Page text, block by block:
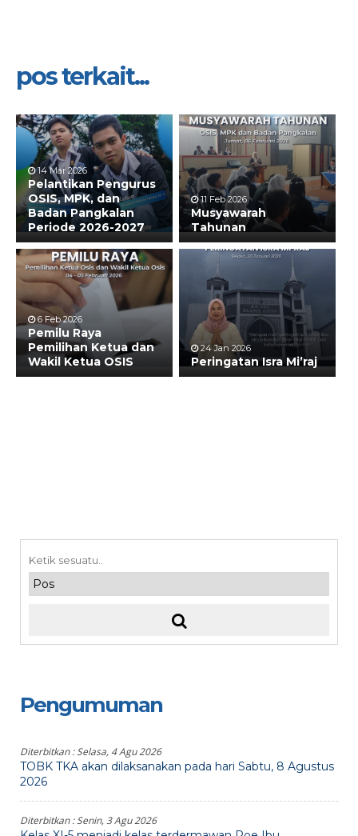
pos terkait...
14 Mar 2026
Pelantikan Pengurus
OSIS, MPK, dan
Badan Pangkalan
Periode 2026-2027
11 Feb 2026
Musyawarah
Tahunan
6 Feb 2026
Pemilu Raya
Pemilihan Ketua dan
Wakil Ketua OSIS
24 Jan 2026
Peringatan Isra Mi’raj
Pengumuman
Diterbitkan :Selasa, 4 Agu 2026
TOBK TKA akan dilaksanakan pada hari Sabtu, 8 Agustus
2026
Diterbitkan :Senin, 3 Agu 2026